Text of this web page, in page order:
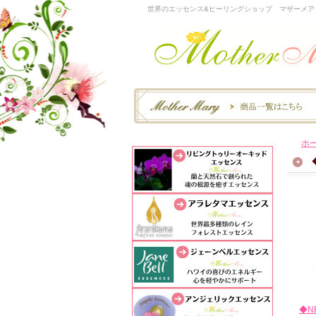
世界のエッセンス&ヒーリングショップ マザーメア
ホ